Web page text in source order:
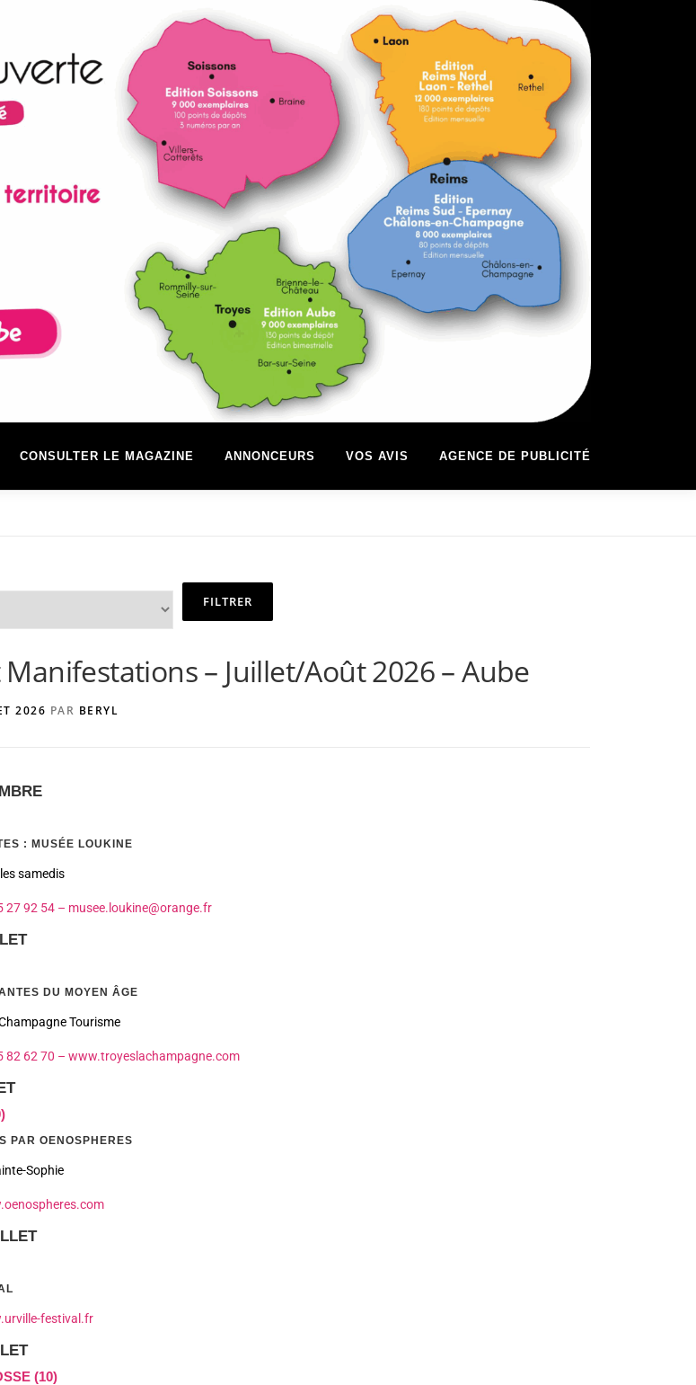
CONSULTER LE MAGAZINE ANNONCEURS VOS AVIS AGENCE DE PUBLICITÉ
– Juillet/Août 2026 – Aube
2026 PAR BERYL
: MUSÉE LOUKINE
samedis
27 92 54 – musee.loukine@orange.fr
DU MOYEN ÂGE
Tourisme
82 62 70 – www.troyeslachampagne.com
PAR OENOSPHERES
Sophie
festival.fr
(10)